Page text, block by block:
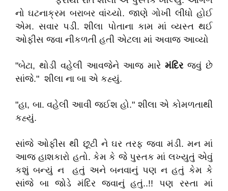
નો ઘટનાક્રમ બરાબર વાંચ્યો. જાણે ગોખી લીધો હોઈ
એમ. સવાર પડી. શીલા પોતાના કામ માં વ્યસ્ત થઈ
ઓફીસ જવા નીકળતી હતી એટલા માં અવાજ આવ્યો
"બેટા, થોડી વહેલી આવજેને આજ મારે મંદિરજવું છે
સાંજે." શીલા ના બા એ કહ્યું.
"હા, બા. વહેલી આવી જઈશ હો." શીલા એ કોમળતાથી
કહ્યું.
સાંજે ઓફીસ થી છૂટી ને ઘર તરફ જવા મંડી. મન માં
આજ હાશકારો હતો. કેમ કે જે પુસ્તક માં લખ્યુતું એવું
કશું બન્યું ન હતું અને બનવાનું પણ ન હતું કેમ કે
સાંજે બા જોડે મંદિર જવાનું હતું..!! પણ રસ્તા માં